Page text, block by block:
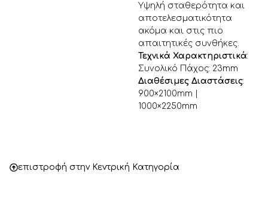
Υψηλή σταθερότητα και
αποτελεσματικότητα
ακόμα και στις πιο
απαιτητικές συνθήκες.
Τεχνικά Χαρακτηριστικά:
Συνολικό Πάχος: 23mm
Διαθέσιμες Διαστάσεις:
900×2100mm |
1000×2250mm
επιστροφή στην Κεντρική Κατηγορία